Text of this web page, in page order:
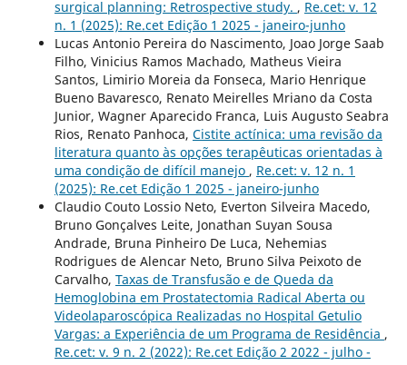
surgical planning: Retrospective study. , Re.cet: v. 12
n. 1 (2025): Re.cet Edição 1 2025 - janeiro-junho
Lucas Antonio Pereira do Nascimento, Joao Jorge Saab
Filho, Vinicius Ramos Machado, Matheus Vieira
Santos, Limirio Moreia da Fonseca, Mario Henrique
Bueno Bavaresco, Renato Meirelles Mriano da Costa
Junior, Wagner Aparecido Franca, Luis Augusto Seabra
Rios, Renato Panhoca, Cistite actínica: uma revisão da
literatura quanto às opções terapêuticas orientadas à
uma condição de difícil manejo , Re.cet: v. 12 n. 1
(2025): Re.cet Edição 1 2025 - janeiro-junho
Claudio Couto Lossio Neto, Everton Silveira Macedo,
Bruno Gonçalves Leite, Jonathan Suyan Sousa
Andrade, Bruna Pinheiro De Luca, Nehemias
Rodrigues de Alencar Neto, Bruno Silva Peixoto de
Carvalho, Taxas de Transfusão e de Queda da
Hemoglobina em Prostatectomia Radical Aberta ou
Videolaparoscópica Realizadas no Hospital Getulio
Vargas: a Experiência de um Programa de Residência ,
Re.cet: v. 9 n. 2 (2022): Re.cet Edição 2 2022 - julho -